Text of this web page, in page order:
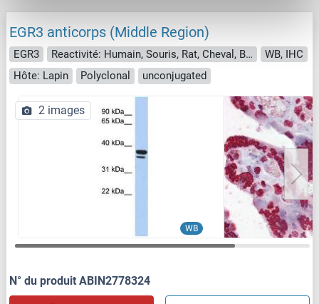
EGR3 anticorps (Middle Region)
EGR3 Reactivité: Humain, Souris, Rat, Cheval, Boeuf (Vache), Chien, Cobaye, Lapin
WB, IHC
Hôte: Lapin
Polyclonal unconjugated
WB
2 images
N° du produit ABIN2778324